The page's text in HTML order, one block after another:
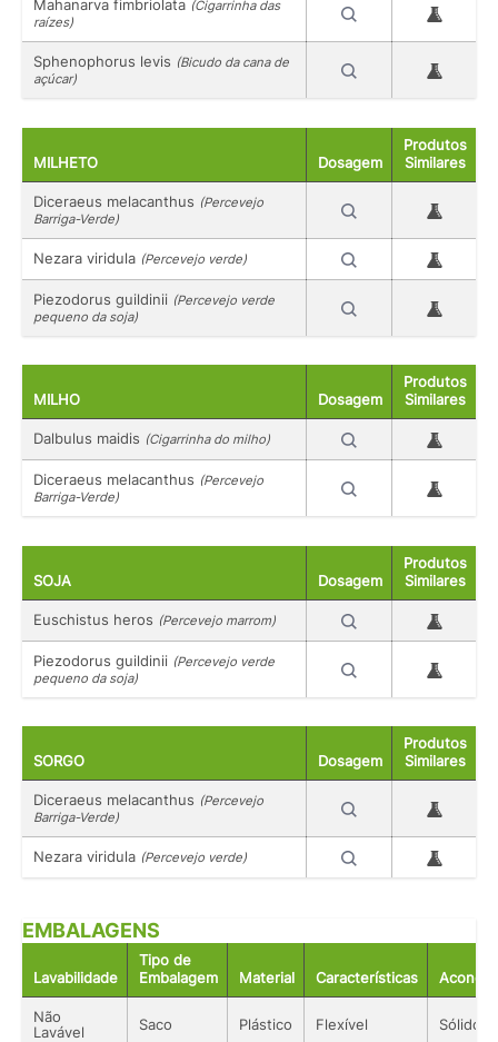
Mahanarva fimbriolata (Cigarrinha das
raízes)
Sphenophorus levis (Bicudo da cana de
açúcar)
MILHETO Dosagem
Produtos
Similares
Diceraeus melacanthus (Percevejo
Barriga-Verde)
Nezara viridula (Percevejo verde)
Piezodorus guildinii (Percevejo verde
pequeno da soja)
MILHO Dosagem
Produtos
Similares
Dalbulus maidis (Cigarrinha do milho)
Diceraeus melacanthus (Percevejo
Barriga-Verde)
SOJA Dosagem
Produtos
Similares
Euschistus heros (Percevejo marrom)
Piezodorus guildinii (Percevejo verde
pequeno da soja)
SORGO Dosagem
Produtos
Similares
Diceraeus melacanthus (Percevejo
Barriga-Verde)
Nezara viridula (Percevejo verde)
EMBALAGENS
Lavabilidade
Tipo de
Embalagem
Material Características
Não
Lavável
Saco Plástico Flexível Sólido